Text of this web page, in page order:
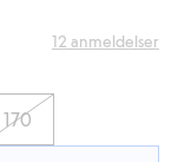
12 anmeldelser
170